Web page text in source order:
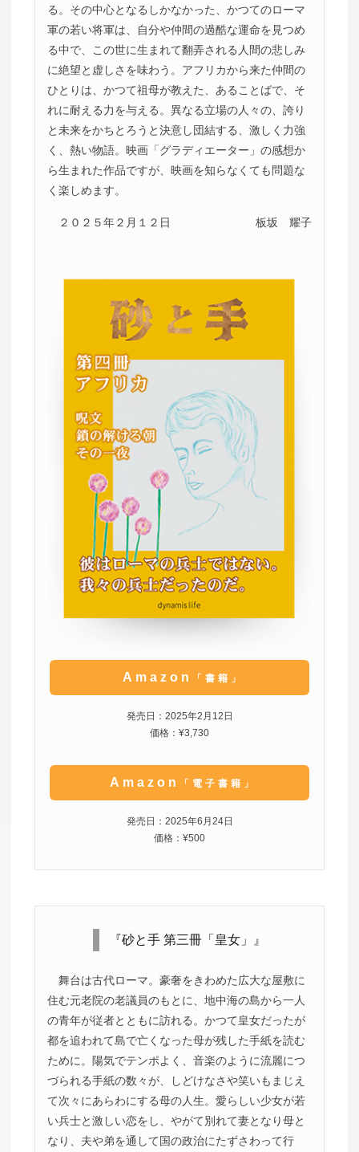
る。その中心となるしかなかった、かつてのローマ
軍の若い将軍は、自分や仲間の過酷な運命を見つめ
る中で、この世に生まれて翻弄される人間の悲しみ
に絶望と虚しさを味わう。アフリカから来た仲間の
ひとりは、かつて祖母が教えた、あることばで、そ
れに耐える力を与える。異なる立場の人々の、誇り
と未来をかちとろうと決意し団結する、激しく力強
く、熱い物語。映画「グラディエーター」の感想か
ら生まれた作品ですが、映画を知らなくても問題な
く楽しめます。
２０２５年２月１２日 板坂 耀子
Amazon 「書籍」
発売日：2025年2月12日
価格：¥3,730
Amazon 「電子書籍」
発売日：2025年6月24日
価格：¥500
『砂と手 第三冊「皇女」』
舞台は古代ローマ。豪奢をきわめた広大な屋敷に
住む元老院の老議員のもとに、地中海の島から一人
の青年が従者とともに訪れる。かつて皇女だったが
都を追われて島で亡くなった母が残した手紙を読む
ために。陽気でテンポよく、音楽のように流麗につ
づられる手紙の数々が、しどけなさや笑いもまじえ
て次々にあらわにする母の人生。愛らしい少女が若
い兵士と激しい恋をし、やがて別れて妻となり母と
なり、夫や弟を通して国の政治にたずさわって行